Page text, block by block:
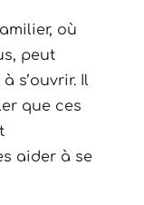
où
peut
s’ouvrir. Il
que ces
aider à se